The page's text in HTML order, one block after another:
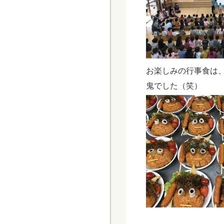
お楽しみの行事食は
鬼でした（笑）